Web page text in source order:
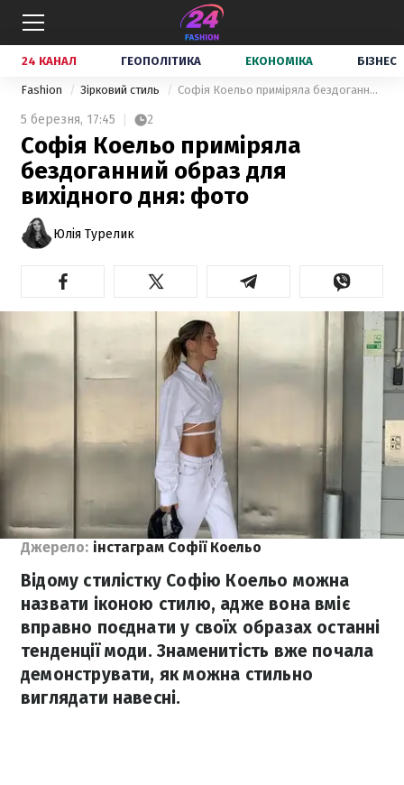
24 КАНАЛ ГЕОПОЛІТИКА ЕКОНОМІКА БІЗНЕС
Fashion Зірковий стиль Софія Коельо приміряла бездоганний образ для вихідного дня: фото
5 березня, 17:45 2
Софія Коельо приміряла
бездоганний образ для
вихідного дня: фото
Юлія Турелик
Джерело: інстаграм Софії Коельо
Відому стилістку Софію Коельо можна
назвати іконою стилю, адже вона вміє
вправно поєднати у своїх образах останні
тенденції моди. Знаменитість вже почала
демонструвати, як можна стильно
виглядати навесні.